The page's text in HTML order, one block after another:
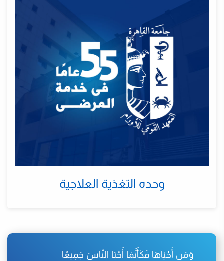
وحده التغذية العلاجية
وَمَن أَحْيَاهَا فَكَأَنَّمَا أَحْيَا النّاسَ جَمِيعًا